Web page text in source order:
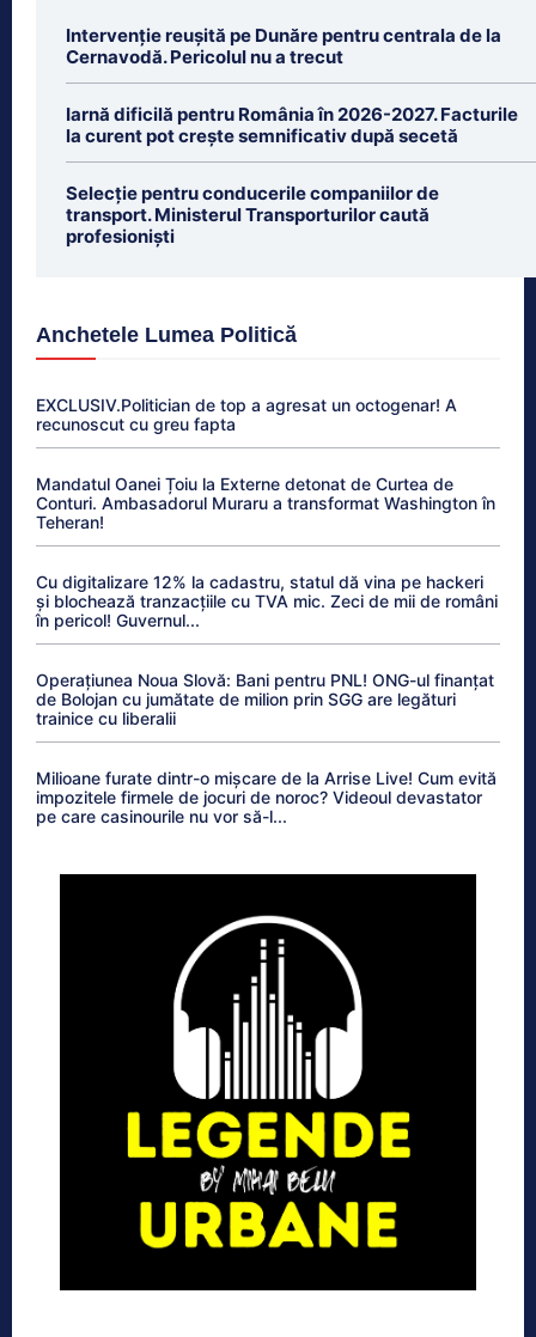
Intervenție reușită pe Dunăre pentru centrala de la
Cernavodă. Pericolul nu a trecut
Iarnă dificilă pentru România în 2026-2027. Facturile
la curent pot crește semnificativ după secetă
Selecție pentru conducerile companiilor de
transport. Ministerul Transporturilor caută
profesioniști
Anchetele Lumea Politică
EXCLUSIV.Politician de top a agresat un octogenar! A
recunoscut cu greu fapta
Mandatul Oanei Țoiu la Externe detonat de Curtea de
Conturi. Ambasadorul Muraru a transformat Washington în
Teheran!
Cu digitalizare 12% la cadastru, statul dă vina pe hackeri
și blochează tranzacțiile cu TVA mic. Zeci de mii de români
în pericol! Guvernul...
Operațiunea Noua Slovă: Bani pentru PNL! ONG-ul finanțat
de Bolojan cu jumătate de milion prin SGG are legături
trainice cu liberalii
Milioane furate dintr-o mișcare de la Arrise Live! Cum evită
impozitele firmele de jocuri de noroc? Videoul devastator
pe care casinourile nu vor să-l...